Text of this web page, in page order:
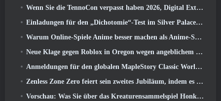
Wenn Sie die TennoCon verpasst haben 2026, Digital Extremes teilt alle Panels
Einladungen für den „Dichotomie“-Test im Silver Palace gehen raus
Warum Online-Spiele Anime besser machen als Anime-Spiele
Neue Klage gegen Roblox in Oregon wegen angeblichem Kinderpflegevorfall eingereicht
Anmeldungen für den globalen MapleStory Classic World Second Closed Test
Zenless Zone Zero feiert sein zweites Jubiläum, indem es Spielern die Wahl zwischen einem kostenlosen S-Rank-Agenten bietet
Vorschau: Was Sie über das Kreaturensammelspiel Honkai von HoYoverse wissen sollten: Link-Seele